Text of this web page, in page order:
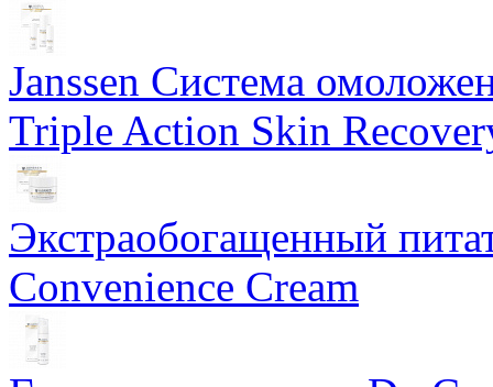
Janssen Система
Triple Action Skin
Экстраобогащенный
Convenience Cream